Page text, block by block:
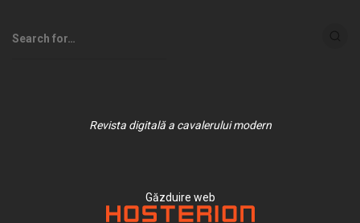
Revista digitală a cavalerului modern
Găzduire web